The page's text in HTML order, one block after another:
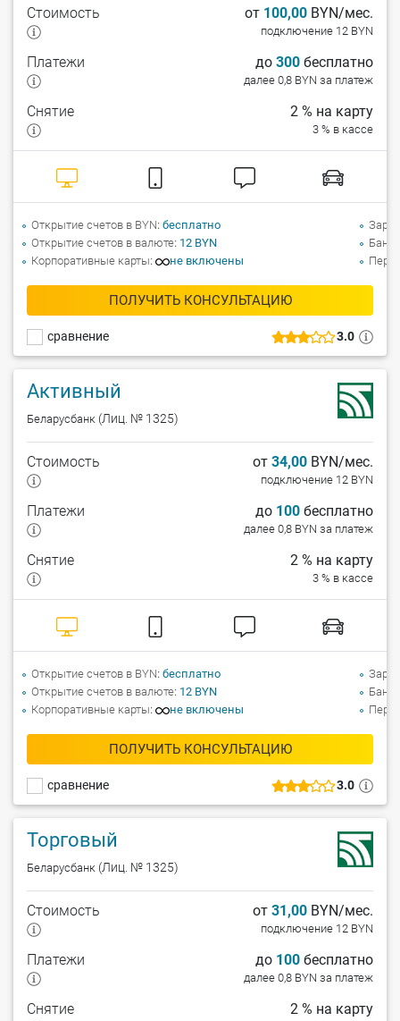
3.0
сравнение
Стоимость от 100,00 BYN/мес.
подключение 12 BYN
Платежи до 300 бесплатно
далее 0,8 BYN за платеж
Снятие 2 % на карту
3 % в кассе
ПОЛУЧИТЬ КОНСУЛЬТАЦИЮ
Открытие счетов в BYN бесплатно
Открытие счетов в валюте 12 BYN
Корпоративные карты
не включены
Активный
Беларусбанк (Лиц. № 1325)
3.0
сравнение
Стоимость от 34,00 BYN/мес.
подключение 12 BYN
Платежи до 100 бесплатно
далее 0,8 BYN за платеж
Снятие 2 % на карту
3 % в кассе
ПОЛУЧИТЬ КОНСУЛЬТАЦИЮ
Открытие счетов в BYN бесплатно
Открытие счетов в валюте 12 BYN
Корпоративные карты
не включены
Торговый
Беларусбанк (Лиц. № 1325)
Стоимость от 31,00 BYN/мес.
подключение 12 BYN
Платежи до 100 бесплатно
далее 0,8 BYN за платеж
Снятие 2 % на карту